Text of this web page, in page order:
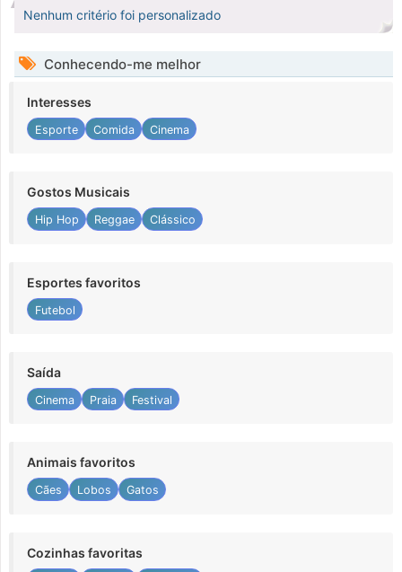
Nenhum critério foi personalizado
Conhecendo-me melhor
Interesses
Esporte Comida Cinema
Gostos Musicais
Hip Hop Reggae Clássico
Esportes favoritos
Futebol
Saída
Cinema Praia Festival
Animais favoritos
Cães Lobos Gatos
Cozinhas favoritas